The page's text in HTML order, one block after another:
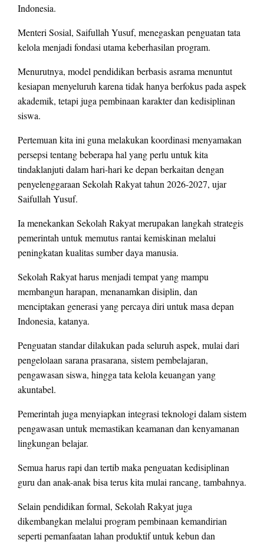
Indonesia.
Menteri Sosial, Saifullah Yusuf, menegaskan penguatan tata
kelola menjadi fondasi utama keberhasilan program.
Menurutnya, model pendidikan berbasis asrama menuntut
kesiapan menyeluruh karena tidak hanya berfokus pada aspek
akademik, tetapi juga pembinaan karakter dan kedisiplinan
siswa.
Pertemuan kita ini guna melakukan koordinasi menyamakan
persepsi tentang beberapa hal yang perlu untuk kita
tindaklanjuti dalam hari-hari ke depan berkaitan dengan
penyelenggaraan Sekolah Rakyat tahun 2026-2027, ujar
Saifullah Yusuf.
Ia menekankan Sekolah Rakyat merupakan langkah strategis
pemerintah untuk memutus rantai kemiskinan melalui
peningkatan kualitas sumber daya manusia.
Sekolah Rakyat harus menjadi tempat yang mampu
membangun harapan, menanamkan disiplin, dan
menciptakan generasi yang percaya diri untuk masa depan
Indonesia, katanya.
Penguatan standar dilakukan pada seluruh aspek, mulai dari
pengelolaan sarana prasarana, sistem pembelajaran,
pengawasan siswa, hingga tata kelola keuangan yang
akuntabel.
Pemerintah juga menyiapkan integrasi teknologi dalam sistem
pengawasan untuk memastikan keamanan dan kenyamanan
lingkungan belajar.
Semua harus rapi dan tertib maka penguatan kedisiplinan
guru dan anak-anak bisa terus kita mulai rancang, tambahnya.
Selain pendidikan formal, Sekolah Rakyat juga
dikembangkan melalui program pembinaan kemandirian
seperti pemanfaatan lahan produktif untuk kebun dan